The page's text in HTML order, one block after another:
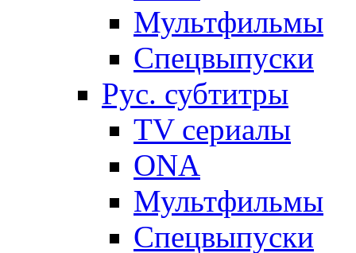
Мультфильмы
Спецвыпуски
Рус. субтитры
TV сериалы
ONA
Мультфильмы
Спецвыпуски